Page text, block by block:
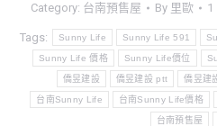
Category: 台南預售屋 By 里歐 1
Tags: Sunny Life Sunny Life 591
Sunny Life 價格 Sunny Life價位
僑昱建設 僑昱建設 ptt 僑昱建
台南Sunny Life 台南Sunny Life價格
台南預售屋